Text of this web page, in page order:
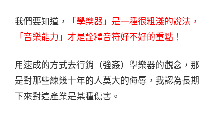
我們要知道，
「學樂器」是一種很粗淺的說法，
「音樂能力」才是詮釋音符好不好的重點！
用速成的方式去行銷（強姦）學樂器的觀念，那
是對那些練幾十年的人莫大的侮辱，我認為長期
下來對這產業是某種傷害。